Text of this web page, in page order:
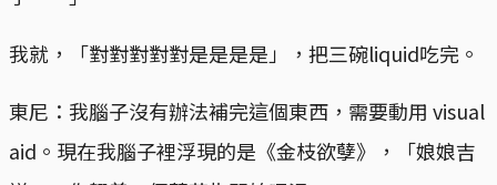
我就，「對對對對對是是是是」，把三碗liquid吃完。
東尼：我腦子沒有辦法補完這個東西，需要動用 visual
aid。現在我腦子裡浮現的是《金枝欲孽》，「娘娘吉